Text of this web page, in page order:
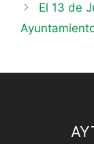
El 13 de